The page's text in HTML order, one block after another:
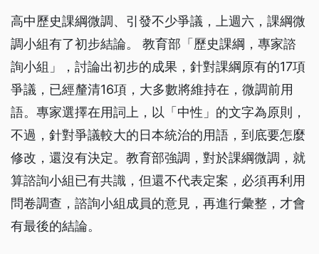
高中歷史課綱微調、引發不少爭議，上週六，課綱微
調小組有了初步結論。 教育部「歷史課綱，專家諮
詢小組」，討論出初步的成果，針對課綱原有的17項
爭議，已經釐清16項，大多數將維持在，微調前用
語。專家選擇在用詞上，以「中性」的文字為原則，
不過，針對爭議較大的日本統治的用語，到底要怎麼
修改，還沒有決定。教育部強調，對於課綱微調，就
算諮詢小組已有共識，但還不代表定案，必須再利用
問卷調查，諮詢小組成員的意見，再進行彙整，才會
有最後的結論。